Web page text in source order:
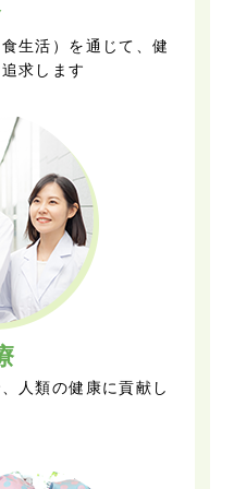
生活）を通じて、健
求します
人類の健康に貢献し